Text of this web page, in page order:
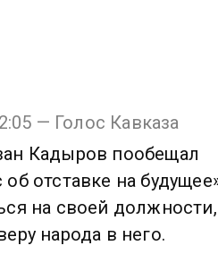
— Голос Кавказа
Кадыров пообещал
отставке на
на своей должности,
народа в него.